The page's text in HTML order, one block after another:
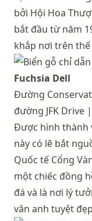
bởi Hội Hoa
bắt đầu từ năm
khắp nơi trên thế
Fuchsia Dell
Đường
đường JFK Drive |
Được hình thành
này có lẽ bắt
Quốc tế Cổng
một chiếc đồng
đá và là nơi lý
vân anh tuyệt